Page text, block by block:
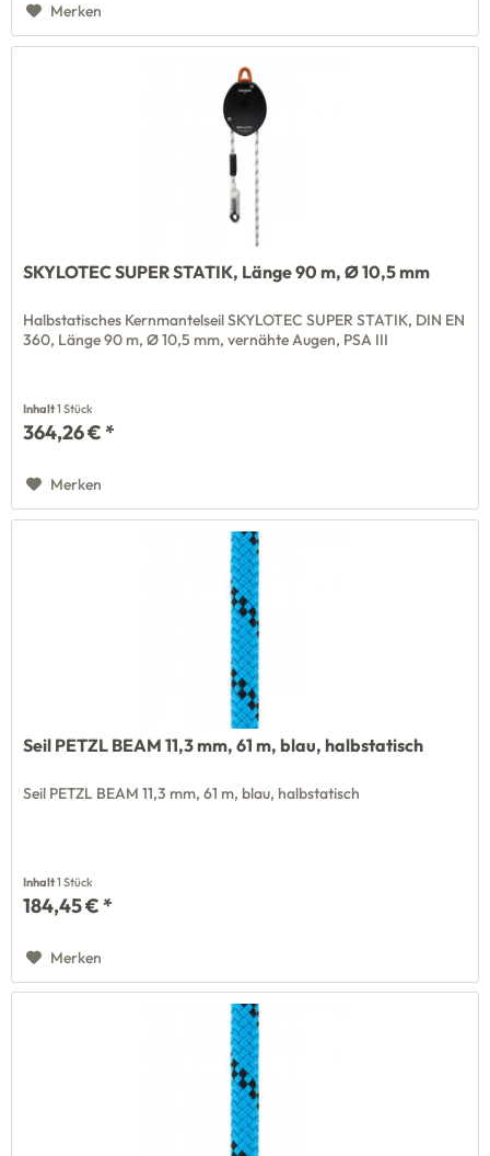
Merken
SKYLOTEC SUPER STATIK, Länge 90 m, Ø 10,5 mm
Halbstatisches Kernmantelseil SKYLOTEC SUPER STATIK, DIN EN
360, Länge 90 m, Ø 10,5 mm, vernähte Augen, PSA III
Inhalt1 Stück
364,26 € *
Merken
Seil PETZL BEAM 11,3 mm, 61 m, blau, halbstatisch
Seil PETZL BEAM 11,3 mm, 61 m, blau, halbstatisch
Inhalt1 Stück
184,45 € *
Merken